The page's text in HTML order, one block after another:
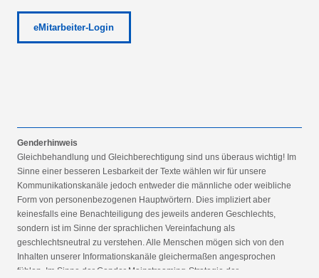
eMitarbeiter-Login
Genderhinweis
Gleichbehandlung und Gleichberechtigung sind uns überaus wichtig! Im
Sinne einer besseren Lesbarkeit der Texte wählen wir für unsere
Kommunikationskanäle jedoch entweder die männliche oder weibliche
Form von personenbezogenen Hauptwörtern. Dies impliziert aber
keinesfalls eine Benachteiligung des jeweils anderen Geschlechts,
sondern ist im Sinne der sprachlichen Vereinfachung als
geschlechtsneutral zu verstehen. Alle Menschen mögen sich von den
Inhalten unserer Informationskanäle gleichermaßen angesprochen
fühlen. Im Sinne der Gender Mainstreaming-Strategie der